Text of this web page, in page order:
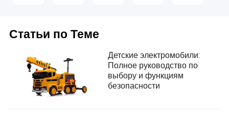
Статьи по Теме
Детские электромобили:
Полное руководство по
выбору и функциям
безопасности